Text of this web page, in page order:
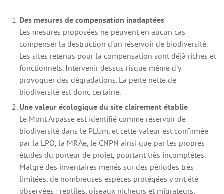
Des mesures de compensation inadaptées
Les mesures proposées ne peuvent en aucun cas
compenser la destruction d’un réservoir de biodiversité.
Les sites retenus pour la compensation sont déjà riches et
fonctionnels. Intervenir dessus risque même d’y
provoquer des dégradations. La perte nette de
biodiversité est donc certaine.
Une valeur écologique du site clairement établie
Le Mont Arpasse est identifié comme réservoir de
biodiversité dans le PLUm, et cette valeur est confirmée
par la LPO, la MRAe, le CNPN ainsi que par les propres
études du porteur de projet, pourtant très incomplètes.
Malgré des inventaires menés sur des périodes très
limitées, de nombreuses espèces protégées y ont été
observées : reptiles, oiseaux nicheurs et migrateurs,